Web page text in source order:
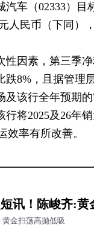
车（02333）目
人民币（下同）
性因素，第三季
跌8%，且据管理
该行全年预期
将2025及26年
效率有所改善。
讯！陈峻齐:黄
黄金扫荡高抛低吸